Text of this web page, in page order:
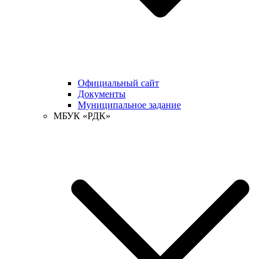
Официальный сайт
Документы
Муниципальное задание
МБУК «РДК»